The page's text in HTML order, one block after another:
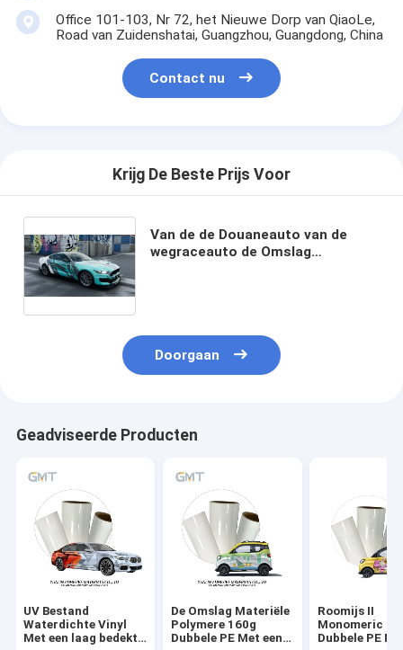
Office 101-103, Nr 72, het Nieuwe Dorp van QiaoLe,
Road van Zuidenshatai, Guangzhou, Guangdong, China
Contact nu
Krijg De Beste Prijs Voor
Van de de Douaneauto van de
wegraceauto de Omslag
Doorgaan
Geadviseerde Producten
UV Bestand
Waterdichte Vinyl
Met een laag bedekt
De Omslag Materiële
Polymere 160g
Dubbele PE Met een
Roomijs II
Monomeric
Dubbele PE